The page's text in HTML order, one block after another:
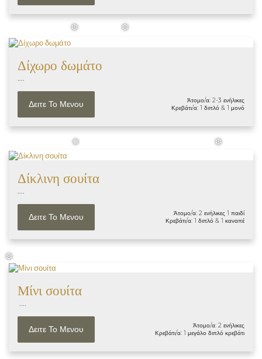
❆
Δίχωρο δωμάτο
....
Δειτε Το Μενου
Άτομο/α: 2-3 ενήλικες
Κρεβάτι/α: 1 διπλό & 1 μονό
Δίκλινη σουίτα
Δειτε Το Μενου
Άτομο/α: 2 ενήλικες 1 παιδί
Κρεβάτι/α: 1 διπλό & 1 καναπέ
Μίνι σουίτα
....
Δειτε Το Μενου
Άτομο/α: 2 ενήλικες
Κρεβάτι/α: 1 μεγάλο διπλό κρεβάτι